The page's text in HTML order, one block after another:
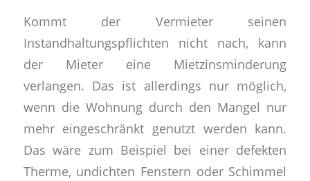
Kommt der Vermieter seinen
Instandhaltungspflichten nicht nach, kann
der Mieter eine Mietzinsminderung
verlangen. Das ist allerdings nur möglich,
wenn die Wohnung durch den Mangel nur
mehr eingeschränkt genutzt werden kann.
Das wäre zum Beispiel bei einer defekten
Therme, undichten Fenstern oder Schimmel